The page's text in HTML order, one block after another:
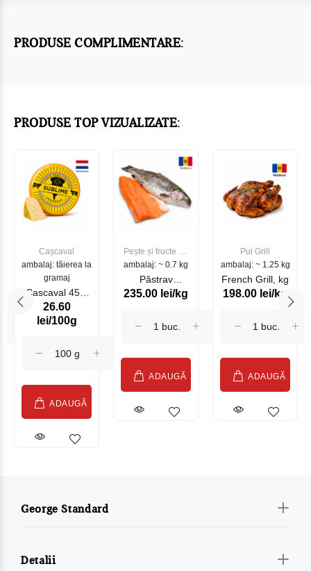
PRODUSE COMPLIMENTARE:
PRODUSE TOP VIZUALIZATE:
Cașcaval
ambalaj: tăierea la
gramaj
Cascaval 45%
Maasdam
Sublime Cow
26.60
lei/100g
ADAUGĂ
Pește și fructe de
mare
ambalaj: ~ 0.7 kg
Păstrav
Somonat
235.00 lei/kg
ADAUGĂ
Pui Grill
ambalaj: ~ 1.25 kg
French Grill, kg
198.00 lei/kg
ADAUGĂ
George Standard
Detalii